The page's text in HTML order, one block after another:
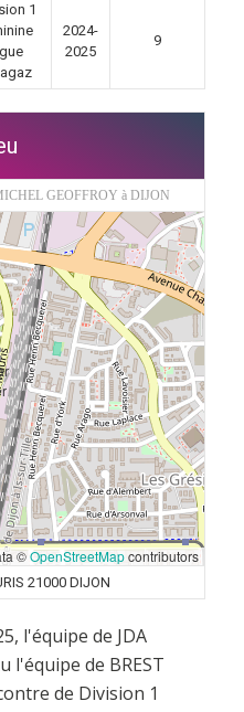
1
2024-
2025
9
GEOFFROY à DIJON
©OpenStreetMapcontributors
21000 DIJON
l'équipe de JDA
l'équipe de BREST
de Division 1